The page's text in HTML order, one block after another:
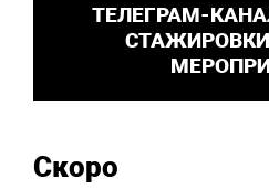
ТЕЛЕГРАМ-
Скоро